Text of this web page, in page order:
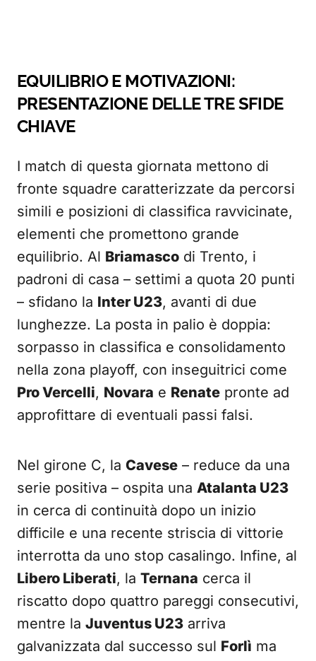
EQUILIBRIO E MOTIVAZIONI:
PRESENTAZIONE DELLE TRE SFIDE
CHIAVE
I match di questa giornata mettono di
fronte squadre caratterizzate da percorsi
simili e posizioni di classifica ravvicinate,
elementi che promettono grande
equilibrio. Al Briamasco di Trento, i
padroni di casa – settimi a quota 20 punti
– sfidano la Inter U23, avanti di due
lunghezze. La posta in palio è doppia:
sorpasso in classifica e consolidamento
nella zona playoff, con inseguitrici come
Pro Vercelli, Novara e Renate pronte ad
approfittare di eventuali passi falsi.
Nel girone C, la Cavese – reduce da una
serie positiva – ospita una Atalanta U23
in cerca di continuità dopo un inizio
difficile e una recente striscia di vittorie
interrotta da uno stop casalingo. Infine, al
Libero Liberati, la Ternana cerca il
riscatto dopo quattro pareggi consecutivi,
mentre la Juventus U23 arriva
galvanizzata dal successo sul Forlì ma